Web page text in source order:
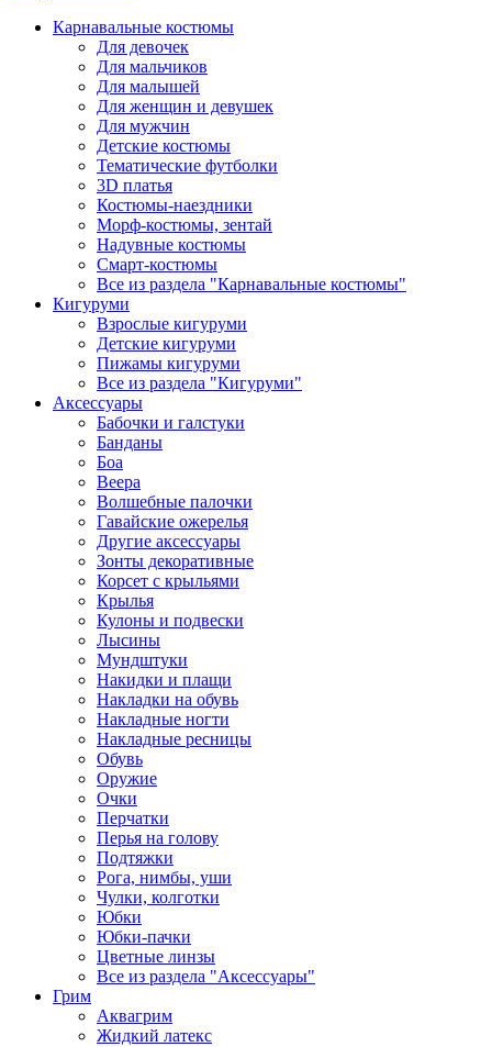
Карнавальные костюмы
Для девочек
Для мальчиков
Для малышей
Для женщин и девушек
Для мужчин
Детские костюмы
Тематические футболки
3D платья
Костюмы-наездники
Морф-костюмы, зентай
Надувные костюмы
Смарт-костюмы
Все из раздела "Карнавальные костюмы"
Кигуруми
Взрослые кигуруми
Детские кигуруми
Пижамы кигуруми
Все из раздела "Кигуруми"
Аксессуары
Бабочки и галстуки
Банданы
Боа
Веера
Волшебные палочки
Гавайские ожерелья
Другие аксессуары
Зонты декоративные
Корсет с крыльями
Крылья
Кулоны и подвески
Лысины
Мундштуки
Накидки и плащи
Накладки на обувь
Накладные ногти
Накладные ресницы
Обувь
Оружие
Очки
Перчатки
Перья на голову
Подтяжки
Рога, нимбы, уши
Чулки, колготки
Юбки
Юбки-пачки
Цветные линзы
Все из раздела "Аксессуары"
Грим
Аквагрим
Жидкий латекс